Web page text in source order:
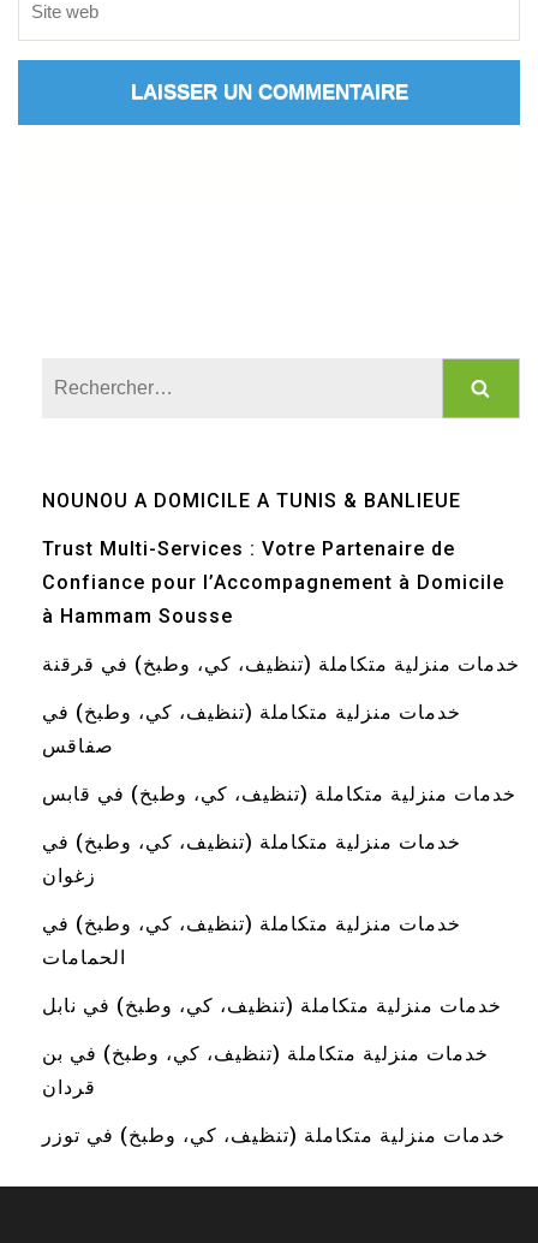
NOUNOU A DOMICILE A TUNIS & BANLIEUE
Trust Multi-Services : Votre Partenaire de
Confiance pour l’Accompagnement à Domicile
à Hammam Sousse
خدمات منزلية متكاملة (تنظيف، كي، وطبخ) في قرقنة
خدمات منزلية متكاملة (تنظيف، كي، وطبخ) في
صفاقس
خدمات منزلية متكاملة (تنظيف، كي، وطبخ) في قابس
خدمات منزلية متكاملة (تنظيف، كي، وطبخ) في
زغوان
خدمات منزلية متكاملة (تنظيف، كي، وطبخ) في
الحمامات
خدمات منزلية متكاملة (تنظيف، كي، وطبخ) في نابل
خدمات منزلية متكاملة (تنظيف، كي، وطبخ) في بن
قردان
خدمات منزلية متكاملة (تنظيف، كي، وطبخ) في توزر